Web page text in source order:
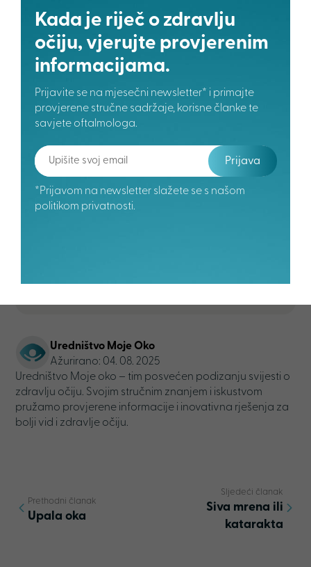
Također treba napomenuti da, ako se bolest ne liječi,
infekcijski konjunktivitis može dovesti do komplikacija i
ozbiljnih oftalmoloških bolesti.
Tu spadaju:
kratkovidnost,
dalekovidnost,
astigmatizam,
bolest suhog oka,
keratitis,
katarakta,
glaukom,
Uredništvo Moje Oko
Ažurirano: 04. 08. 2025
Uredništvo Moje oko – tim posvećen podizanju svijesti o
zdravlju očiju. Svojim stručnim znanjem i iskustvom
pružamo provjerene informacije i inovativna rješenja za
bolji vid i zdravlje očiju.
Prethodni članak
Upala oka
Sljedeći članak
Siva mrena ili
katarakta
Kada je riječ o zdravlju
očiju, vjerujte provjerenim
informacijama.
Prijavite se na mjesečni newsletter* i primajte
provjerene stručne sadržaje, korisne članke te
savjete oftalmologa.
Prijava
*Prijavom na newsletter slažete se s našom
politikom privatnosti.